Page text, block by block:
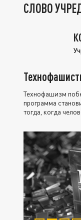
СЛОВО
Технофашизм
программа
тогда, когда